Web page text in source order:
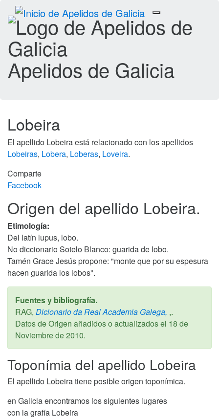
Toggle
navigation
Apelidos de Galicia
Lobeira
El apellido Lobeira está relacionado con los apellidos
Lobeiras, Lobera, Loberas, Loveira.
Comparte
Facebook
Origen del apellido Lobeira.
Etimología:
Del latín lupus, lobo.
No diccionario Sotelo Blanco: guarida de lobo.
Tamén Grace Jesús propone: "monte que por su espesura
hacen guarida los lobos".
Fuentes y bibliografía.
RAG, Dicionario da Real Academia Galega, ,.
Datos de Origen añadidos o actualizados el 18 de
Noviembre de 2010.
Toponímia del apellido Lobeira
El apellido Lobeira tiene posible origen toponímica.
en Galicia encontramos los siguientes lugares
con la grafía Lobeira